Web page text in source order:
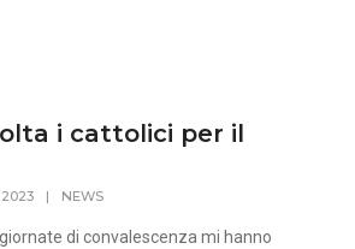
i cattolici per il
| NEWS
di convalescenza mi hanno